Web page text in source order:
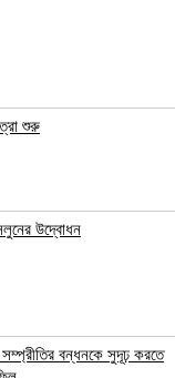
শুরু
উদ্বোধন
সম্প্রীতির বন্ধনকে সুদূঢ় করতে